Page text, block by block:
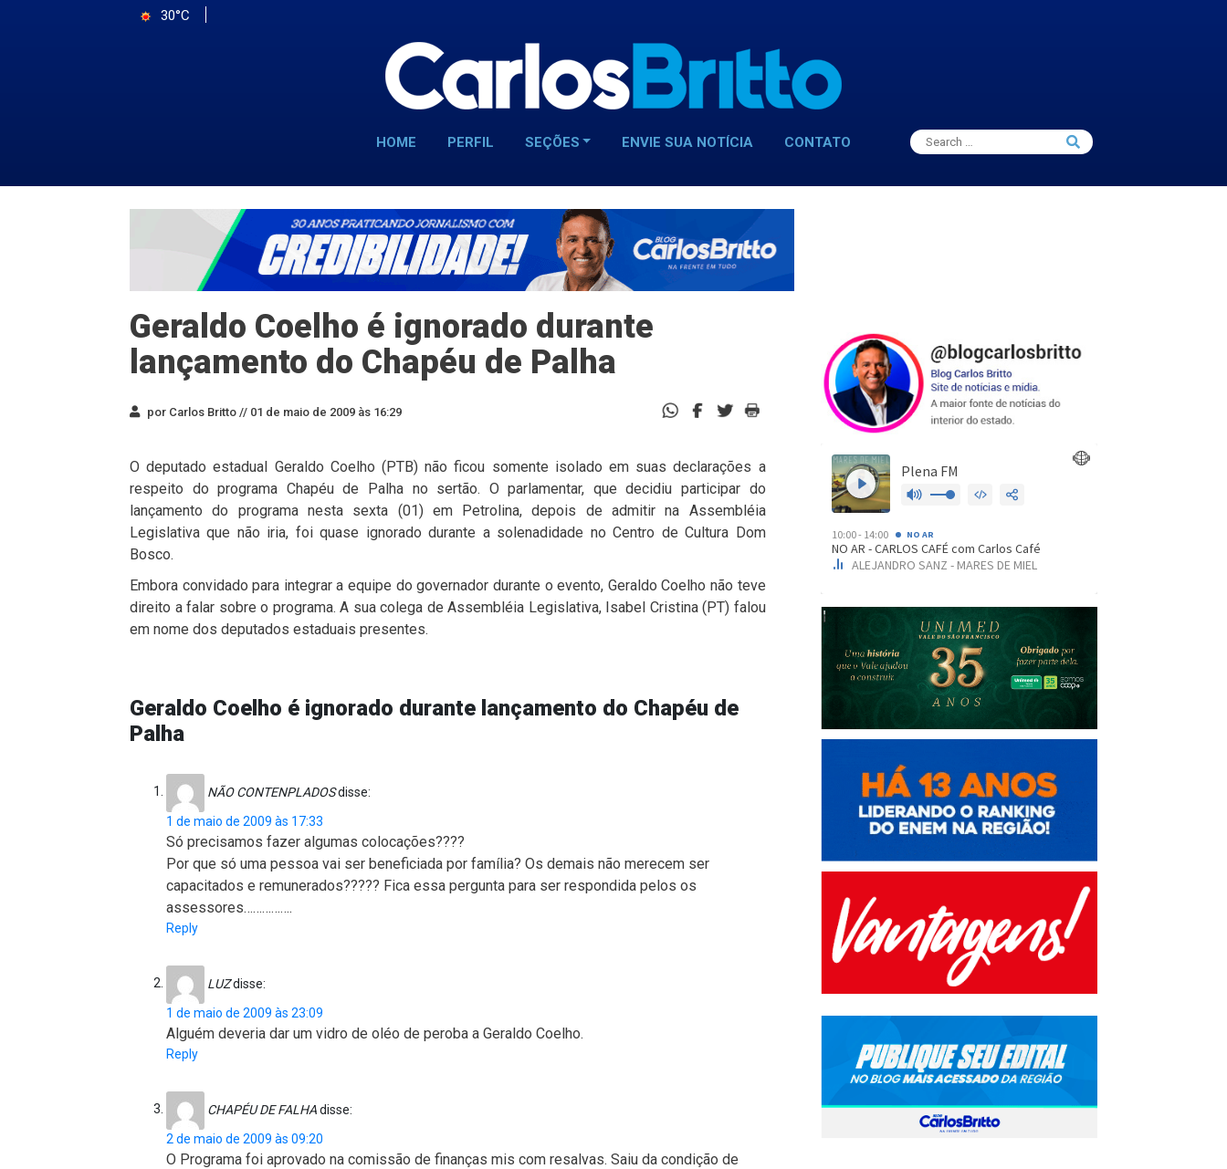
30°C
HOME PERFIL SEÇÕES ENVIE SUA NOTÍCIA CONTATO
Search
for:
Search
Geraldo Coelho é ignorado durante
lançamento do Chapéu de Palha
por Carlos Britto // 01 de maio de 2009 às 16:29
O deputado estadual Geraldo Coelho (PTB) não ficou somente isolado em suas declarações a
respeito do programa Chapéu de Palha no sertão. O parlamentar, que decidiu participar do
lançamento do programa nesta sexta (01) em Petrolina, depois de admitir na Assembléia
Legislativa que não iria, foi quase ignorado durante a solenadidade no Centro de Cultura Dom
Bosco.
Embora convidado para integrar a equipe do governador durante o evento, Geraldo Coelho não teve
direito a falar sobre o programa. A sua colega de Assembléia Legislativa, Isabel Cristina (PT) falou
em nome dos deputados estaduais presentes.
Geraldo Coelho é ignorado durante lançamento do Chapéu de
Palha
NÃO CONTENPLADOSdisse:
1 de maio de 2009 às 17:33
Só precisamos fazer algumas colocações????
Por que só uma pessoa vai ser beneficiada por família? Os demais não merecem ser
capacitados e remunerados????? Fica essa pergunta para ser respondida pelos os
assessores…………….
Reply
LUZdisse:
1 de maio de 2009 às 23:09
Alguém deveria dar um vidro de oléo de peroba a Geraldo Coelho.
Reply
CHAPÉU DE FALHAdisse:
2 de maio de 2009 às 09:20
O Programa foi aprovado na comissão de finanças mis com resalvas. Saiu da condição de